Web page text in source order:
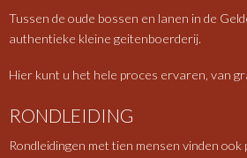
Tussen de oude bossen en lanen in de
authentieke kleine geitenboerderij.
Hier kunt u het hele proces ervaren, van
RONDLEIDING
Rondleidingen met tien mensen vinden